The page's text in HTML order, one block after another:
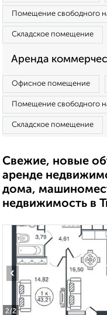
Помещение свободного
Складское помещение
Аренда
Офисное помещение
Помещение свободного
Складское помещение
Свежие, новые
аренде
дома,
недвижимость в
2/2
‹